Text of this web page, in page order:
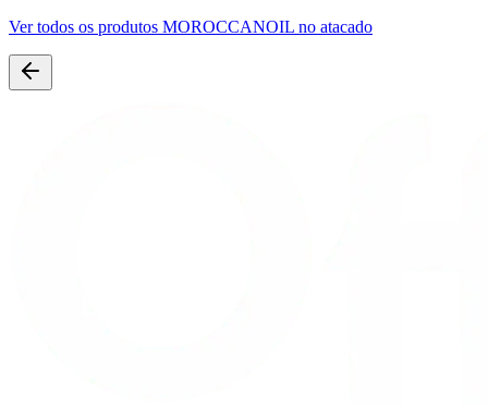
Ver todos os produtos MOROCCANOIL no atacado